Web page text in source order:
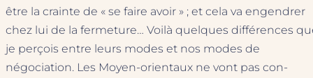
être la crainte de « se faire avoir » ; et cela va engendrer
chez lui de la fermeture… Voilà quelques différences
je perçois entre leurs modes et nos modes de
négociation. Les Moyen-orientaux ne vont pas con-